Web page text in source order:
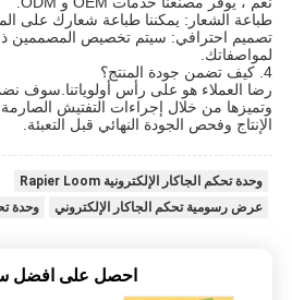
طباعة الشعار: يمكننا طباعة شعارك على
تصميم احترافي: سيتم تخصيص المصممين
لمواصفاتك.
4. كيف تضمن جودة المنتج؟
رضا العملاء هو على رأس أولوياتنا.سوف
وتميزها من خلال إجراءات التفتيش الصارمة
الإنتاج وفحص الجودة النهائي قبل التعبئة.
وحدة تحكم الجاكار الإلكترونية Rapier Loom
عرض رسومية تحكم الجاكار الإلكتروني
وحدة
احصل على افضل